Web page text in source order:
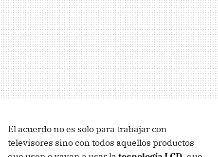
El acuerdo no es solo para trabajar con
televisores sino con todos aquellos productos